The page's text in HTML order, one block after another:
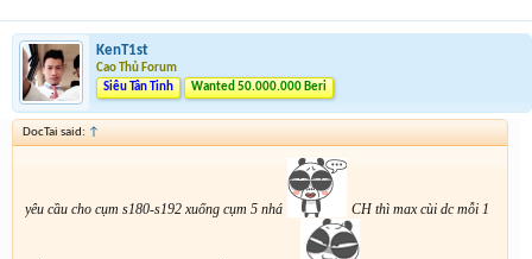
KenT1st
Cao Thủ Forum
Siêu Tân Tinh
Wanted 50.000.000 Beri
DocTai said: ↑
yêu cầu cho cụm s180-s192 xuống cụm 5 nhá CH thì max cùi dc mỗi 1